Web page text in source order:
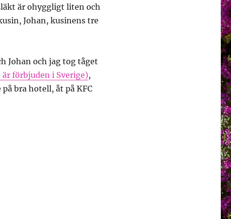
är ohyggligt liten och
Johan, kusinens tre
Johan och jag tog tåget
är förbjuden i Sverige),
bra hotell, åt på KFC